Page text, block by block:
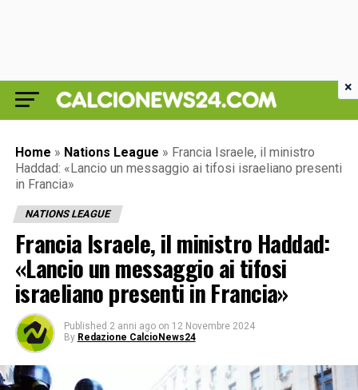
Home » Nations League » Francia Israele, il ministro
Haddad: «Lancio un messaggio ai tifosi israeliano presenti
in Francia»
NATIONS LEAGUE
Francia Israele, il ministro Haddad:
«Lancio un messaggio ai tifosi
israeliano presenti in Francia»
Published 2 anni ago on 12 Novembre 2024
By Redazione CalcioNews24
×